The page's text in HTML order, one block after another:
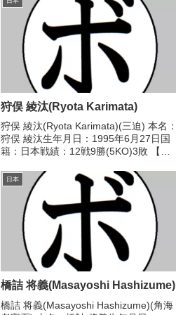
狩俣 綾汰(Ryota Karimata)
狩俣 綾汰(Ryota Karimata)(三迫) 本名：
狩俣 綾汰生年月日：1995年6月27日国
籍：日本戦績：12戦9勝(5KO)3敗 【獲
ライ級新人王 【戦歴】2019/06/09
○1R棄権 楠...
日本
橋詰 将義(Masayoshi Hashizume)
橋詰 将義(Masayoshi Hashizume)(角海